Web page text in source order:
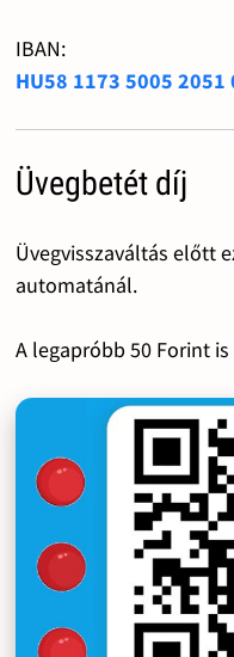
IBAN:
HU58 1173 5005
Üvegbetét díj
Üvegvisszaváltás előtt
automatánál.
A legapróbb 50 Forint